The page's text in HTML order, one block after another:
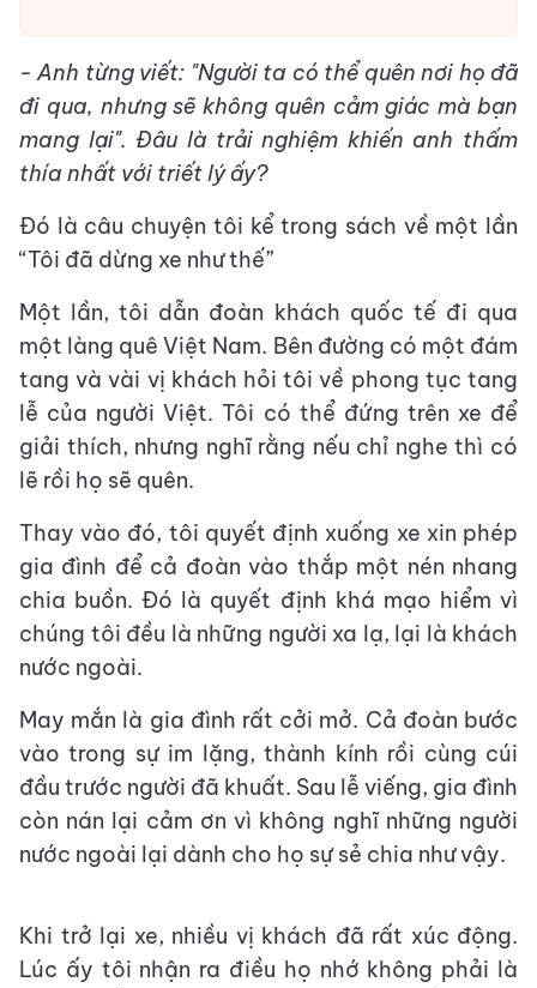
- Anh từng viết: "Người ta có thể quên nơi họ đã
đi qua, nhưng sẽ không quên cảm giác mà bạn
mang lại". Đâu là trải nghiệm khiến anh thấm
thía nhất với triết lý ấy?
Đó là câu chuyện tôi kể trong sách về một lần
“Tôi đã dừng xe như thế”
Một lần, tôi dẫn đoàn khách quốc tế đi qua
một làng quê Việt Nam. Bên đường có một đám
tang và vài vị khách hỏi tôi về phong tục tang
lễ của người Việt. Tôi có thể đứng trên xe để
giải thích, nhưng nghĩ rằng nếu chỉ nghe thì có
lẽ rồi họ sẽ quên.
Thay vào đó, tôi quyết định xuống xe xin phép
gia đình để cả đoàn vào thắp một nén nhang
chia buồn. Đó là quyết định khá mạo hiểm vì
chúng tôi đều là những người xa lạ, lại là khách
nước ngoài.
May mắn là gia đình rất cởi mở. Cả đoàn bước
vào trong sự im lặng, thành kính rồi cùng cúi
đầu trước người đã khuất. Sau lễ viếng, gia đình
còn nán lại cảm ơn vì không nghĩ những người
nước ngoài lại dành cho họ sự sẻ chia như vậy.
Khi trở lại xe, nhiều vị khách đã rất xúc động.
Lúc ấy tôi nhận ra điều họ nhớ không phải là